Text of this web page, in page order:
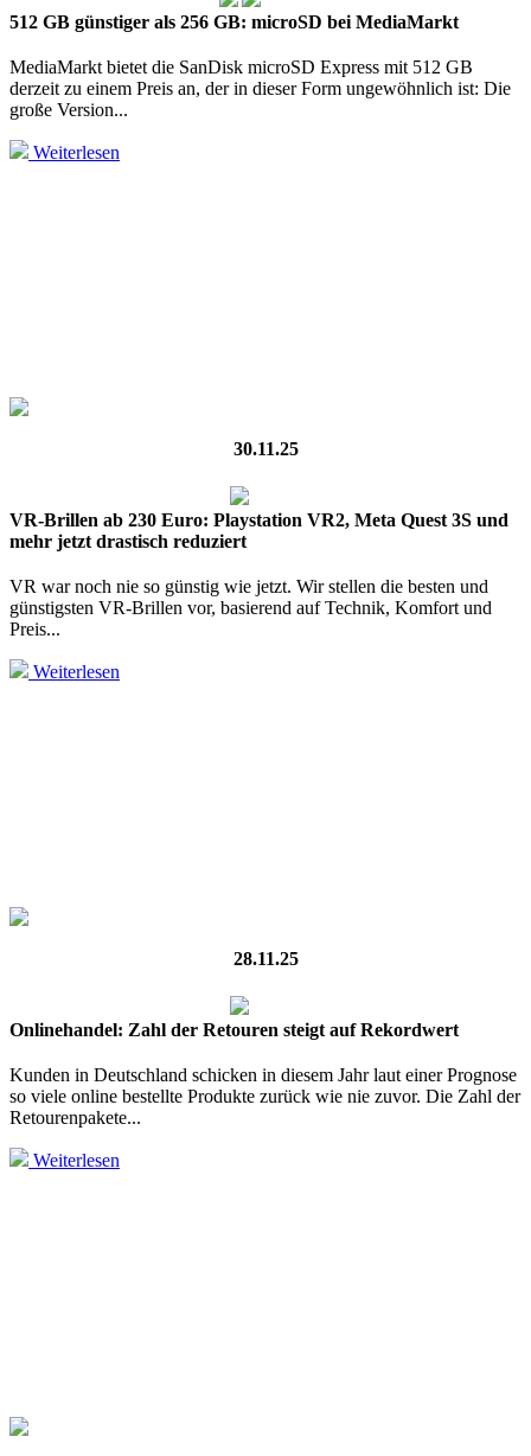
512 GB günstiger als 256 GB: microSD bei MediaMarkt
MediaMarkt bietet die SanDisk microSD Express mit 512 GB
derzeit zu einem Preis an, der in dieser Form unge­wöhn­lich ist: Die
große Version...
Weiterlesen
30.11.25
VR-Brillen ab 230 Euro: Playstation VR2, Meta Quest 3S und
mehr jetzt drastisch reduziert
VR war noch nie so günstig wie jetzt. Wir stellen die besten und
günstigsten VR-Brillen vor, basierend auf Technik, Komfort und
Preis...
Weiterlesen
28.11.25
Onlinehandel: Zahl der Retouren steigt auf Rekordwert
Kunden in Deutschland schicken in diesem Jahr laut einer Prognose
so viele online bestellte Produkte zurück wie nie zuvor. Die Zahl der
Retourenpakete...
Weiterlesen